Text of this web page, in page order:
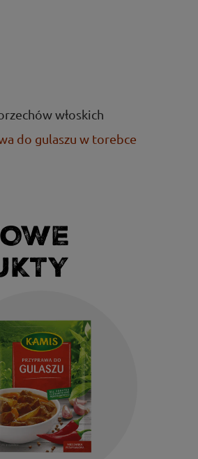
włoskich
do gulaszu w torebce